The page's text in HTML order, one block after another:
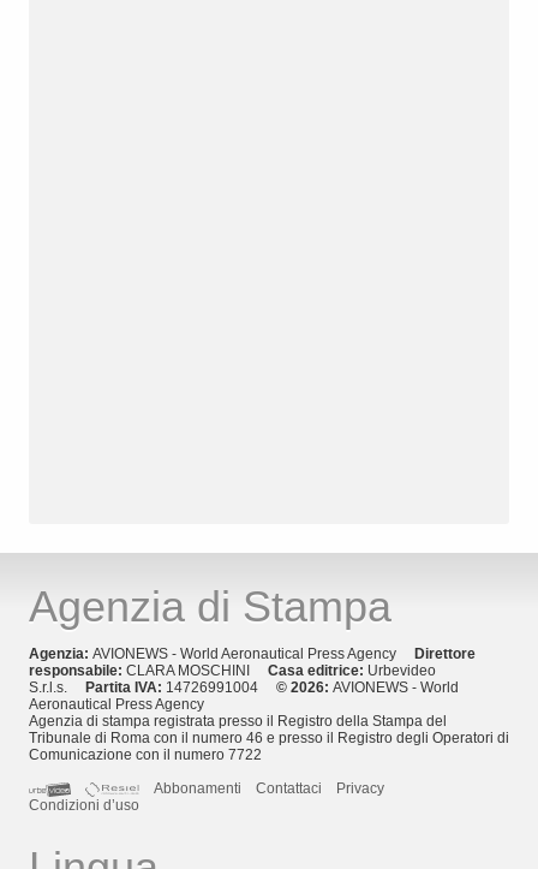
Agenzia di Stampa
Agenzia: AVIONEWS - World Aeronautical Press Agency
Direttore
responsabile: CLARA MOSCHINI Casa editrice: Urbevideo
S.r.l.s.
Partita IVA: 14726991004 © 2026: AVIONEWS - World
Aeronautical Press Agency
Agenzia di stampa registrata presso il Registro della Stampa del
Tribunale di Roma con il numero 46 e presso il Registro degli Operatori di
Comunicazione con il numero 7722
Abbonamenti
Contattaci
Privacy
Condizioni d’uso